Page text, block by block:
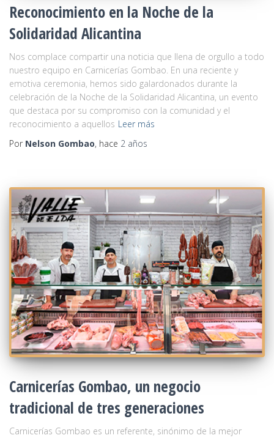
Reconocimiento en la Noche de la
Solidaridad Alicantina
Nos complace compartir una noticia que llena de orgullo a todo
nuestro equipo en Carnicerías Gombao. En una reciente y
emotiva ceremonia, hemos sido galardonados durante la
celebración de la Noche de la Solidaridad Alicantina, un evento
que destaca por su compromiso con la comunidad y el
reconocimiento a aquellos Leer más
Por Nelson Gombao, hace 2 años
Carnicerías Gombao, un negocio
tradicional de tres generaciones
Carnicerías Gombao es un referente, sinónimo de la mejor